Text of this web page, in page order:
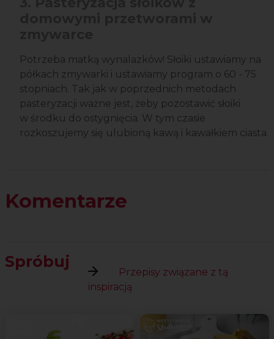
Potrzeba matką wynalazków! Słoiki ustawiamy na
półkach zmywarki i ustawiamy program o 60 - 75
stopniach. Tak jak w poprzednich metodach
pasteryzacji ważne jest, żeby pozostawić słoiki
w środku do ostygnięcia. W tym czasie
rozkoszujemy się ulubioną kawą i kawałkiem ciasta.
Komentarze
Spróbuj
Przepisy związane z tą
inspiracją